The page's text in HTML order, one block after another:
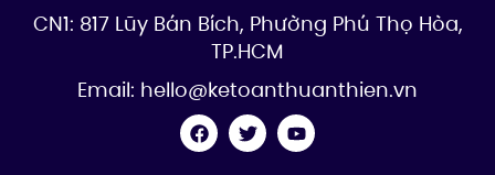
CN1: 817 Lũy Bán Bích, Phường Phú Thọ Hòa,
TP.HCM
Email: hello@ketoanthuanthien.vn